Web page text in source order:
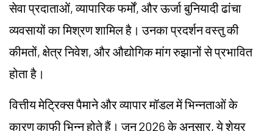
सेवा प्रदाताओं, व्यापारिक फर्मों, और ऊर्जा बुनियादी ढांचा
व्यवसायों का मिश्रण शामिल है। उनका प्रदर्शन वस्तु की
कीमतों, क्षेत्र निवेश, और औद्योगिक मांग रुझानों से प्रभावित
होता है।
वित्तीय मेट्रिक्स पैमाने और व्यापार मॉडल में भिन्नताओं के
कारण काफी भिन्न होते हैं। जून 2026 के अनुसार, ये शेयर